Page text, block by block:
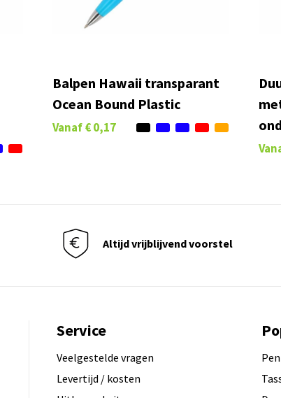
Balpen Hawaii transparant
Ocean Bound Plastic
Vanaf€ 0,17
Altijd vrijblijvend voorstel
Service
Veelgestelde vragen
Levertijd / kosten